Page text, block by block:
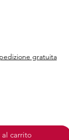
gratuita
carrito